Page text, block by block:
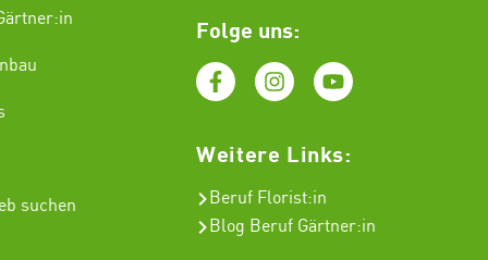
suchen
Folge uns:
Weitere Links:
Beruf Florist:in
Blog Beruf Gärtner:in